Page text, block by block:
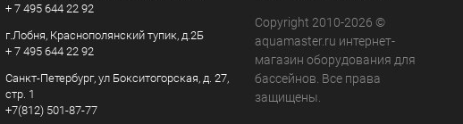
+ 7 495 644 22 92
г.Лобня, Краснополянский тупик, д.2Б
+ 7 495 644 22 92
Санкт-Петербург, ул Бокситогорская, д. 27,
стр. 1
+7(812) 501-87-77
Copyright 2010-2026 ©
aquamaster.ru интернет-
магазин оборудования для
бассейнов. Все права
защищены.